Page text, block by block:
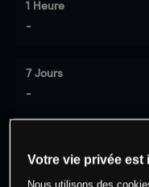
1 Heure
-
7 Jours
-
0% des clients
Votre vie privée
Nous utilisons des